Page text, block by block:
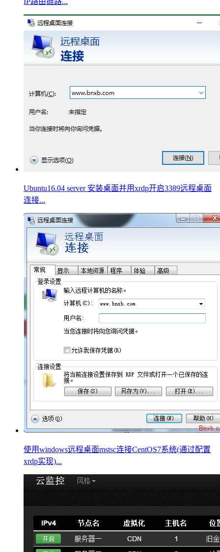
Ubuntu16.04 server 安装桌面并用xrdp开启3389远程桌面
连接...
使用windows远程桌面mstsc连接CentOS7系统(通过配置
xrdp实现)...